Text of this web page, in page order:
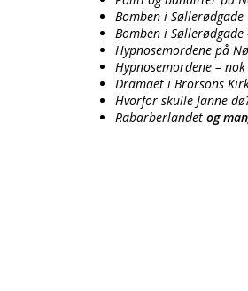
Bomben i Søllerødgade
Bomben i
Hypnosemordene på
Hypnosemordene –
Dramaet i Brorsons
Hvorfor skulle Janne
Rabarberlandet og